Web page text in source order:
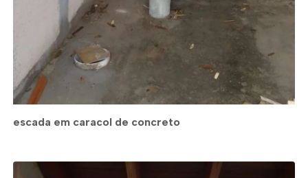
escada em caracol de concreto